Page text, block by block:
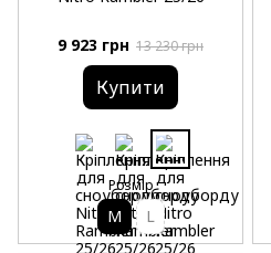
9 923 грн 13 230 грн
Купити
Розмір
M L